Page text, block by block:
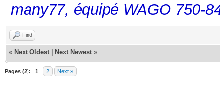
many77, équipé WAGO 750-
Find
« Next Oldest Next Newest »
Pages (2): 1 2 Next »